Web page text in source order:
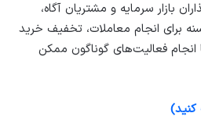
بازار سرمایه و مشتریان آگاه،
برای انجام معاملات، تخفیف خرید
فعالیت‌های گوناگون ممکن
کنید)